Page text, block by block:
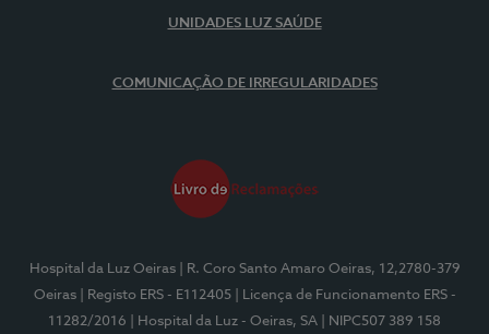
UNIDADES LUZ SAÚDE
COMUNICAÇÃO DE IRREGULARIDADES
Hospital da Luz Oeiras
| R. Coro Santo Amaro Oeiras, 12,2780-379
Oeiras
| Registo ERS - E112405
| Licença de Funcionamento ERS -
11282/2016
| Hospital da Luz - Oeiras, SA | NIPC507 389 158